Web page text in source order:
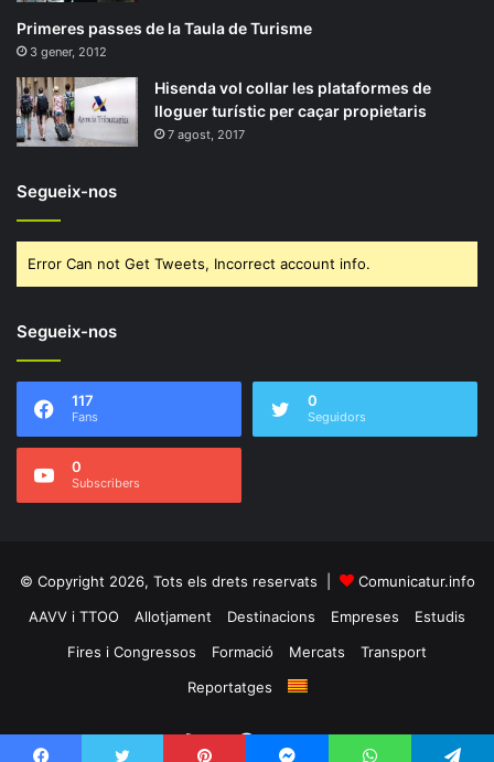
Primeres passes de la Taula de Turisme
3 gener, 2012
Hisenda vol collar les plataformes de
lloguer turístic per caçar propietaris
7 agost, 2017
Segueix-nos
Error Can not Get Tweets, Incorrect account info.
Segueix-nos
117
Fans
0
Seguidors
0
Subscribers
© Copyright 2026, Tots els drets reservats |
Comunicatur.info
AAVV i TTOO
Allotjament Destinacions Empreses
Estudis
Fires i Congressos
Formació Mercats
Transport
Reportatges
RSS Facebook
Twitter